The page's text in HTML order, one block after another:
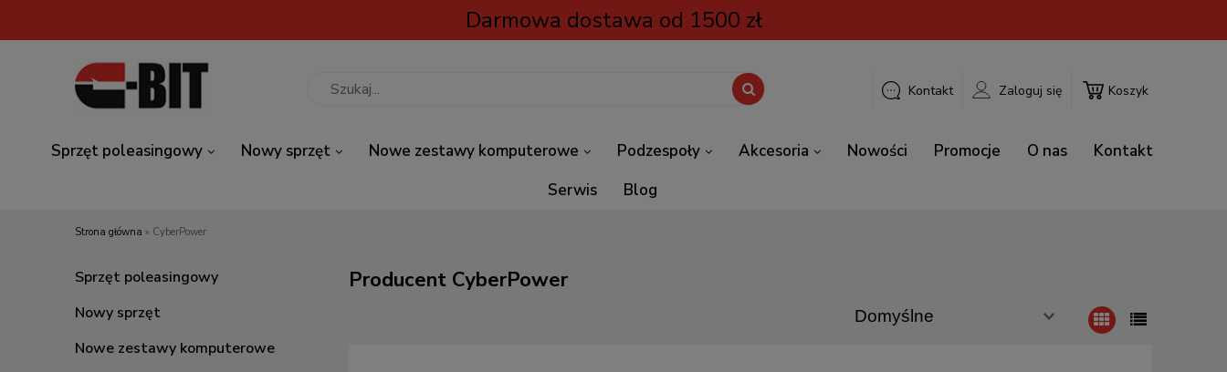
Darmowa dostawa od 1500 zł
Koszyk
Kontakt Zaloguj się
Sprzęt poleasingowy Nowy sprzęt Nowe zestawy komputerowe Podzespoły Akcesoria Nowości Promocje O nas
Kontakt
Serwis
Blog
Strona główna » CyberPower
Sprzęt poleasingowy
Nowy sprzęt
Nowe zestawy komputerowe
Producent CyberPower